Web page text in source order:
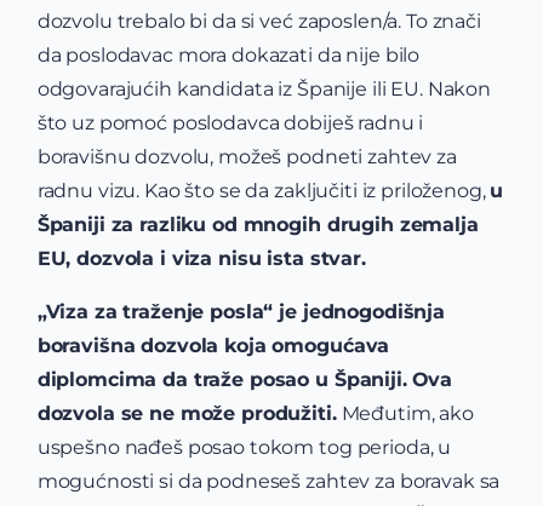
dozvolu trebalo bi da si već zaposlen/a. To znači
da poslodavac mora dokazati da nije bilo
odgovarajućih kandidata iz Španije ili EU. Nakon
što uz pomoć poslodavca dobiješ radnu i
boravišnu dozvolu, možeš podneti zahtev za
radnu vizu. Kao što se da zaključiti iz priloženog, u
Španiji za razliku od mnogih drugih zemalja
EU, dozvola i viza nisu ista stvar.
„Viza za traženje posla“ je jednogodišnja
boravišna dozvola koja omogućava
diplomcima da traže posao u Španiji. Ova
dozvola se ne može produžiti.Međutim, ako
uspešno nađeš posao tokom tog perioda, u
mogućnosti si da podneseš zahtev za boravak sa